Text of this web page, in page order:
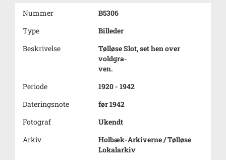
Nummer
B5306
Type
Billeder
Beskrivelse
Tølløse Slot, set hen over
voldgra-
ven.
Periode
1920 - 1942
Dateringsnote
før 1942
Fotograf
Ukendt
Arkiv
Holbæk-Arkiverne / Tølløse
Lokalarkiv